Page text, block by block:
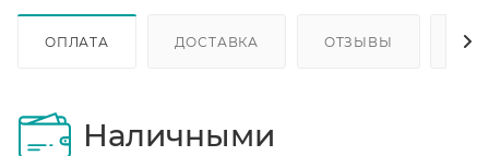
ОПЛАТА ДОСТАВКА ОТЗЫВЫ
Наличными